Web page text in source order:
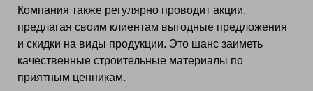
Компания также регулярно проводит акции,
предлагая своим клиентам выгодные предложения
и скидки на виды продукции. Это шанс заиметь
качественные строительные материалы по
приятным ценникам.